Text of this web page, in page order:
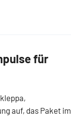
für
auf, das Paket im